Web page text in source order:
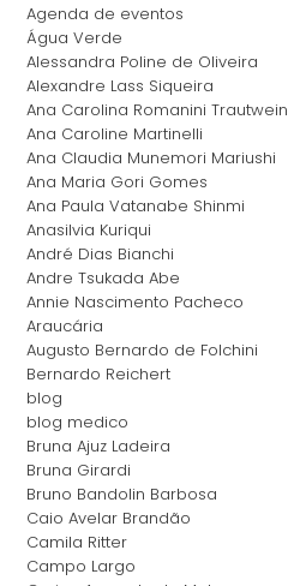
Agenda de eventos
Água Verde
Alessandra Poline de Oliveira
Alexandre Lass Siqueira
Ana Carolina Romanini Trautwein
Ana Caroline Martinelli
Ana Claudia Munemori Mariushi
Ana Maria Gori Gomes
Ana Paula Vatanabe Shinmi
Anasilvia Kuriqui
André Dias Bianchi
Andre Tsukada Abe
Annie Nascimento Pacheco
Araucária
Augusto Bernardo de Folchini
Bernardo Reichert
blog
blog medico
Bruna Ajuz Ladeira
Bruna Girardi
Bruno Bandolin Barbosa
Caio Avelar Brandão
Camila Ritter
Campo Largo